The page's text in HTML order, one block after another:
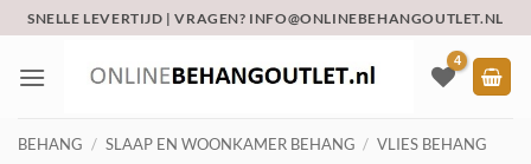
naar
inhoud
SNELLE LEVERTIJD | VRAGEN? INFO@ONLINEBEHANGOUTLET.NL
BEHANG / SLAAP EN WOONKAMER BEHANG / VLIES BEHANG